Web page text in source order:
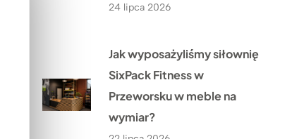
24 lipca 2026
Jak wyposażyliśmy siłownię
SixPack Fitness w
Przeworsku w meble na
wymiar?